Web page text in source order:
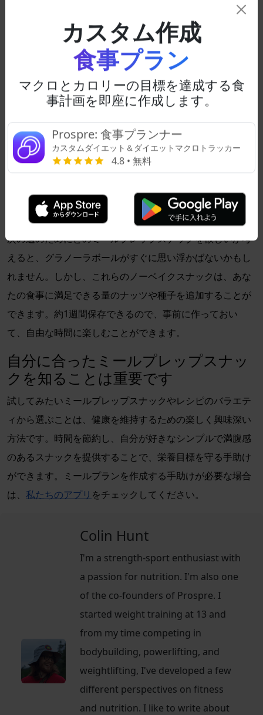
ヨーグルトパフェは作るのがこれま
で以上に簡単
ヨーグルトパフェにどの種類のオートや果物を入れたいか
をカスタマイズできる能力は、このスナックを週のどの日
保存することで、冷凍庫や冷蔵庫に数日分を保存できるの
で、決して足りなくなることはありません。外出中のスナ
ックとして使いたいと思うかもしれません。
グラノーラボールで新しいものを試
してみてください
次の週のためにどのミールプレップスナックを欲しいか考
えると、グラノーラボールがすぐに思い浮かばないかもし
れません。しかし、これらのノーベイクスナックは、あな
たの食事に満足できる量のナッツや種子を追加することが
できます。約1週間保存できるので、事前に作っておい
て、自由な時間に楽しむことができます。
自分に合ったミールプレップスナッ
クを知ることは重要です
試してみたいミールプレップスナックやレシピのバラエテ
ィから選ぶことは、健康を維持するための楽しく興味深い
方法です。時間を節約し、自分が好きなシンプルで満腹感
のあるスナックを提供することで、栄養目標を守る手助け
ができます。ミールプランを作成する手助けが必要な場合
は、 私たちのアプリ をチェックしてください。
Colin Hunt
I'm a strength-sport enthusiast with
a passion for nutrition. I'm also one
of the co-founders of Prospre. I
started weight training at 13 and
from my time competing in
bodybuilding, powerlifting, and
weightlifting, I've developed a few
different perspectives on fitness
and nutrition. I like to write about
カスタム作成
食事プラン
マクロとカロリーの目標を達成する食
事計画を即座に作成します。
Prospre: 食事プランナー
カスタムダイエット＆ダイエットマクロトラッカー
4.8 • 無料